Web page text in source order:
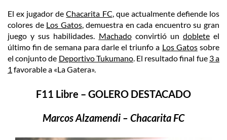
El ex jugador deChacarita FC, que actualmente defiende los
colores de Los Gatos, demuestra en cada encuentro su gran
juego y sus habilidades. Machadoconvirtió un dobleteel
último fin de semana para darle el triunfo a Los Gatossobre
el conjunto de Deportivo Tukumano. El resultado final fue 3 a
1 favorable a «La Gatera».
F11 Libre – GOLERO DESTACADO
Marcos Alzamendi – Chacarita FC